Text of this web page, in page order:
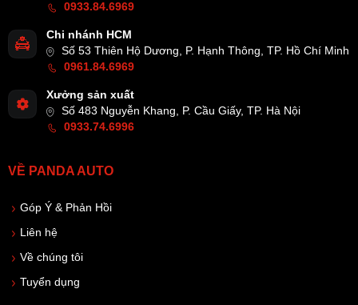
0933.84.6969
Chi nhánh HCM
Số 53 Thiên Hộ Dương, P. Hạnh Thông, TP. Hồ Chí Minh
0961.84.6969
Xưởng sản xuất
Số 483 Nguyễn Khang, P. Cầu Giấy, TP. Hà Nội
0933.74.6996
VỀ PANDA AUTO
Góp Ý & Phản Hồi
Liên hệ
Về chúng tôi
Tuyển dụng